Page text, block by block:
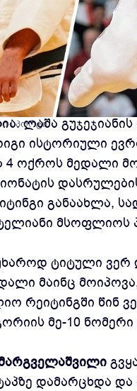
სპორტი
ლაშა
ისტორიული
4 ოქროს მედალი
განაახლა,
მსოფლიოს
ტიტული ვერ
მაინც
რეიტინგში წინ
მე-10
დამარცხდა